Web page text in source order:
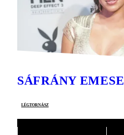
SÁFRÁNY EMESE
légtornász